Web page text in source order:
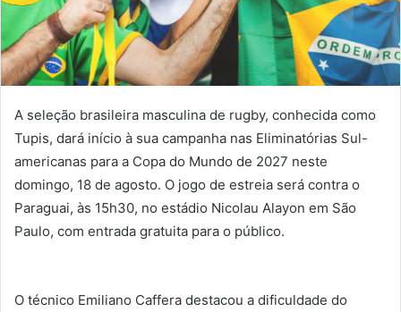
A seleção brasileira masculina de rugby, conhecida como
Tupis, dará início à sua campanha nas Eliminatórias Sul-
americanas para a Copa do Mundo de 2027 neste
domingo, 18 de agosto. O jogo de estreia será contra o
Paraguai, às 15h30, no estádio Nicolau Alayon em São
Paulo, com entrada gratuita para o público.
O técnico Emiliano Caffera destacou a dificuldade do